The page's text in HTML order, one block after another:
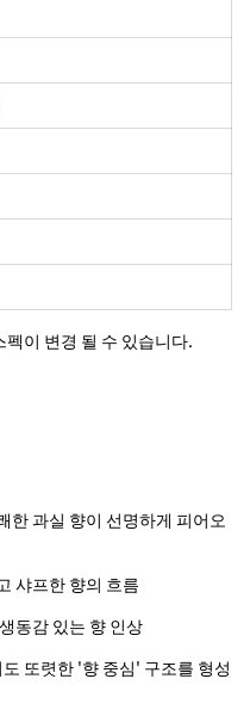
이 변경 될 수 있습니다.
한 과실 향이 선명하게 피어오
샤프한 향의 흐름
동감 있는 향 인상
또렷한 '향 중심' 구조를 형성